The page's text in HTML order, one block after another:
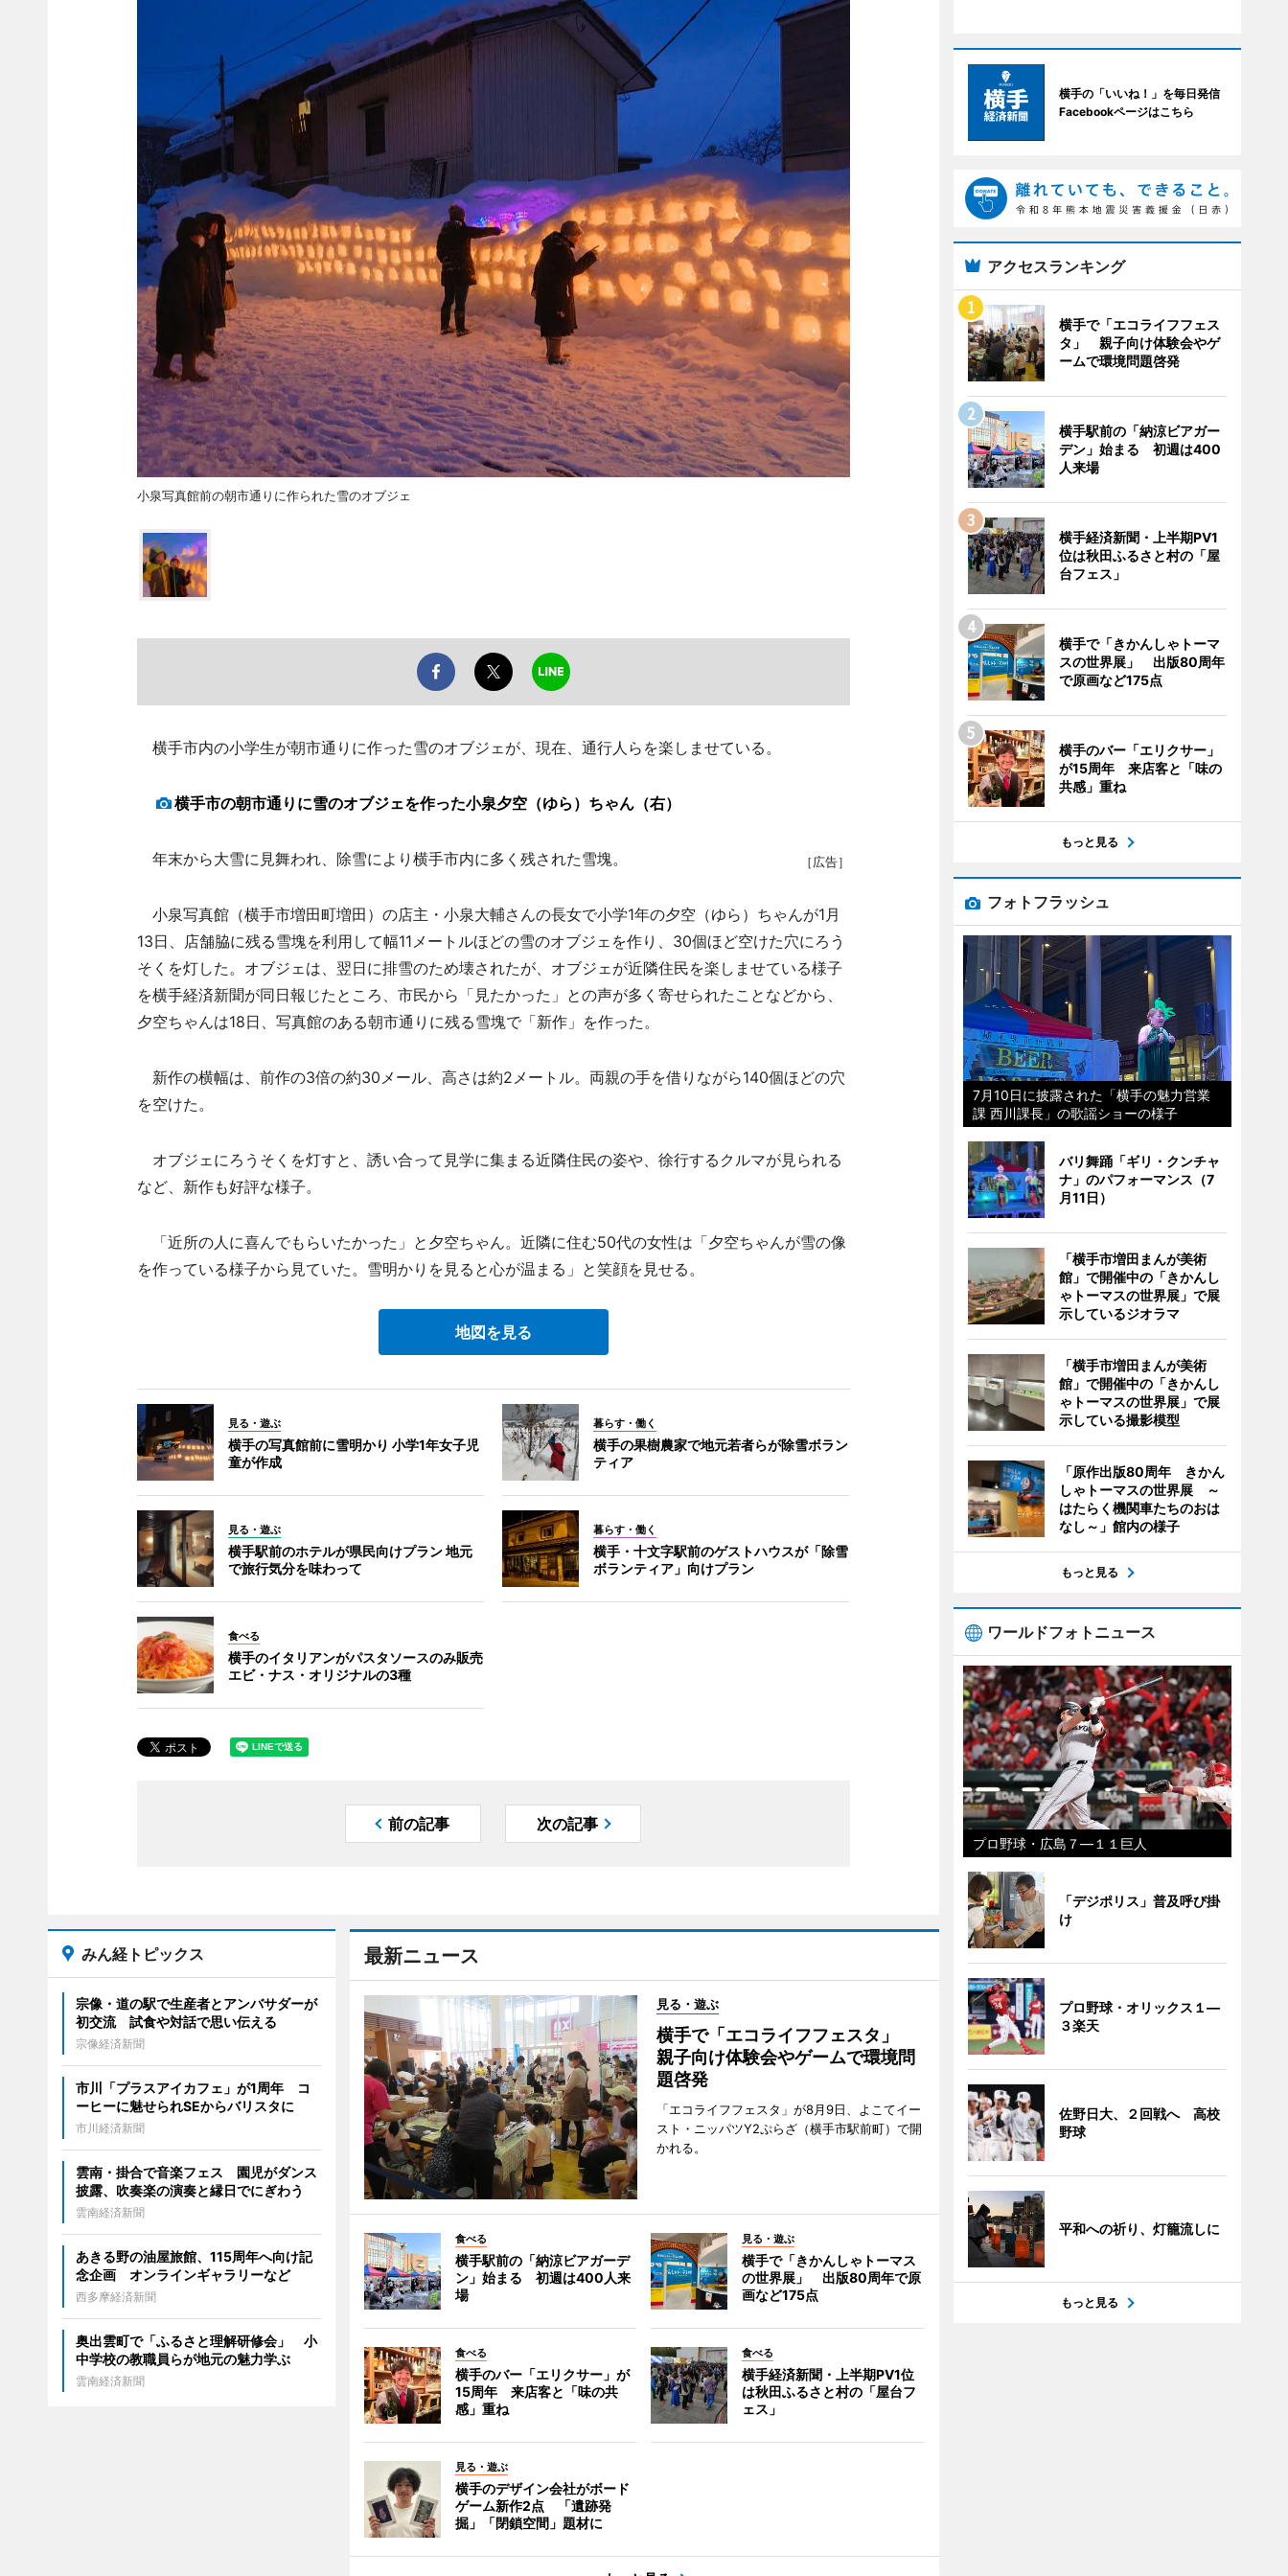
小泉写真館前の朝市通りに作られた雪のオブジェ
横手市内の小学生が朝市通りに作った雪のオブジェが、現在、通行人らを楽しませている。
横手市の朝市通りに雪のオブジェを作った小泉夕空（ゆら）ちゃん（右）
［広告］
年末から大雪に見舞われ、除雪により横手市内に多く残された雪塊。
小泉写真館（横手市増田町増田）の店主・小泉大輔さんの長女で小学1年の夕空（ゆら）ちゃんが1月
13日、店舗脇に残る雪塊を利用して幅11メートルほどの雪のオブジェを作り、30個ほど空けた穴にろう
そくを灯した。オブジェは、翌日に排雪のため壊されたが、オブジェが近隣住民を楽しませている様子
を横手経済新聞が同日報じたところ、市民から「見たかった」との声が多く寄せられたことなどから、
夕空ちゃんは18日、写真館のある朝市通りに残る雪塊で「新作」を作った。
新作の横幅は、前作の3倍の約30メール、高さは約2メートル。両親の手を借りながら140個ほどの穴
を空けた。
オブジェにろうそくを灯すと、誘い合って見学に集まる近隣住民の姿や、徐行するクルマが見られる
など、新作も好評な様子。
「近所の人に喜んでもらいたかった」と夕空ちゃん。近隣に住む50代の女性は「夕空ちゃんが雪の像
を作っている様子から見ていた。雪明かりを見ると心が温まる」と笑顔を見せる。
地図を見る
見る・遊ぶ
横手の写真館前に雪明かり 小学1年女子児
童が作成
暮らす・働く
横手の果樹農家で地元若者らが除雪ボラン
ティア
見る・遊ぶ
横手駅前のホテルが県民向けプラン 地元
で旅行気分を味わって
暮らす・働く
横手・十文字駅前のゲストハウスが「除雪
ボランティア」向けプラン
食べる
横手のイタリアンがパスタソースのみ販売
エビ・ナス・オリジナルの3種
前の記事 次の記事
最新ニュース
見る・遊ぶ
横手で「エコライフフェスタ」
親子向け体験会やゲームで環境問
題啓発
「エコライフフェスタ」が8月9日、よこてイー
スト・ニッパツY2ぷらざ（横手市駅前町）で開
かれる。
食べる
横手駅前の「納涼ビアガーデ
ン」始まる 初週は400人来
場
見る・遊ぶ
横手で「きかんしゃトーマス
の世界展」 出版80周年で原
画など175点
食べる
横手のバー「エリクサー」が
15周年 来店客と「味の共
感」重ね
食べる
横手経済新聞・上半期PV1位
は秋田ふるさと村の「屋台フ
ェス」
見る・遊ぶ
横手のデザイン会社がボード
ゲーム新作2点 「遺跡発
掘」「閉鎖空間」題材に
みん経トピックス
宗像・道の駅で生産者とアンバサダーが
初交流 試食や対話で思い伝える
宗像経済新聞
市川「プラスアイカフェ」が1周年 コ
ーヒーに魅せられSEからバリスタに
市川経済新聞
雲南・掛合で音楽フェス 園児がダンス
披露、吹奏楽の演奏と縁日でにぎわう
雲南経済新聞
あきる野の油屋旅館、115周年へ向け記
念企画 オンラインギャラリーなど
西多摩経済新聞
奥出雲町で「ふるさと理解研修会」 小
中学校の教職員らが地元の魅力学ぶ
雲南経済新聞
横手の「いいね！」を毎日発信
Facebookページはこちら
アクセスランキング
横手で「エコライフフェス
タ」 親子向け体験会やゲ
ームで環境問題啓発
横手駅前の「納涼ビアガー
デン」始まる 初週は400
人来場
横手経済新聞・上半期PV1
位は秋田ふるさと村の「屋
台フェス」
横手で「きかんしゃトーマ
スの世界展」 出版80周年
で原画など175点
横手のバー「エリクサー」
が15周年 来店客と「味の
共感」重ね
もっと見る
フォトフラッシュ
7月10日に披露された「横手の魅力営業
課 西川課長」の歌謡ショーの様子
バリ舞踊「ギリ・クンチャ
ナ」のパフォーマンス（7
月11日）
「横手市増田まんが美術
館」で開催中の「きかんし
ゃトーマスの世界展」で展
示しているジオラマ
「横手市増田まんが美術
館」で開催中の「きかんし
ゃトーマスの世界展」で展
示している撮影模型
「原作出版80周年 きかん
しゃトーマスの世界展 ～
はたらく機関車たちのおは
なし～」館内の様子
もっと見る
ワールドフォトニュース
プロ野球・広島７―１１巨人
「デジポリス」普及呼び掛
け
プロ野球・オリックス１―
３楽天
佐野日大、２回戦へ 高校
野球
平和への祈り、灯籠流しに
もっと見る